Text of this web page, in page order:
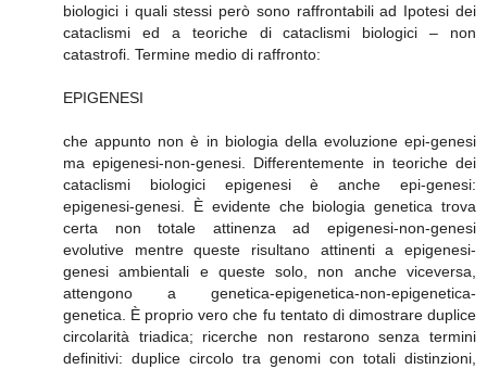
biologici i quali stessi però sono raffrontabili ad Ipotesi dei
cataclismi ed a teoriche di cataclismi biologici – non
catastrofi. Termine medio di raffronto:
EPIGENESI
che appunto non è in biologia della evoluzione epi-genesi
ma epigenesi-non-genesi. Differentemente in teoriche dei
cataclismi biologici epigenesi è anche epi-genesi:
epigenesi-genesi. È evidente che biologia genetica trova
certa non totale attinenza ad epigenesi-non-genesi
evolutive mentre queste risultano attinenti a epigenesi-
genesi ambientali e queste solo, non anche viceversa,
attengono a genetica-epigenetica-non-epigenetica-
genetica. È proprio vero che fu tentato di dimostrare duplice
circolarità triadica; ricerche non restarono senza termini
definitivi: duplice circolo tra genomi con totali distinzioni,